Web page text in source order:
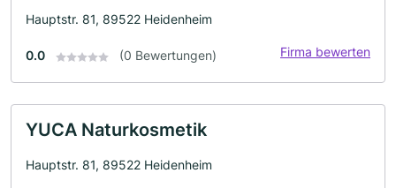
Hauptstr. 81, 89522 Heidenheim
0.0 (0 Bewertungen) Firma bewerten
YUCA Naturkosmetik
Hauptstr. 81, 89522 Heidenheim